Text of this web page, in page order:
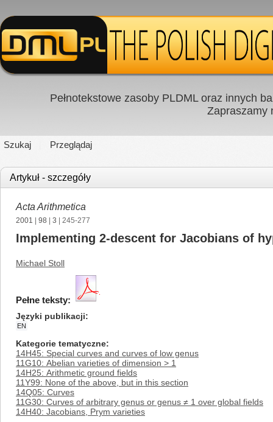
Pełnotekstowe zasoby PLDML oraz innych
Zapraszamy
Szukaj Przeglądaj
Artykuł - szczegóły
Acta Arithmetica
2001 98 3 | 245-277
Implementing 2-descent for Jacobians of
Michael Stoll
Pełne teksty:
Języki publikacji
EN
Kategorie tematyczne
14H45: Special curves and curves of low genus
11G10: Abelian varieties of dimension > 1
14H25: Arithmetic ground fields
11Y99: None of the above, but in this section
14Q05: Curves
11G30: Curves of arbitrary genus or genus ≠ 1 over global fields
14H40: Jacobians, Prym varieties